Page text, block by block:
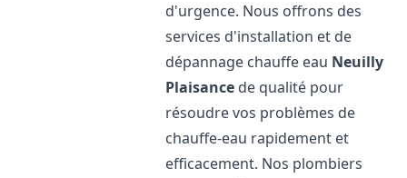
d'urgence. Nous offrons des
services d'installation et de
dépannage chauffe eau Neuilly
Plaisance de qualité pour
résoudre vos problèmes de
chauffe-eau rapidement et
efficacement. Nos plombiers